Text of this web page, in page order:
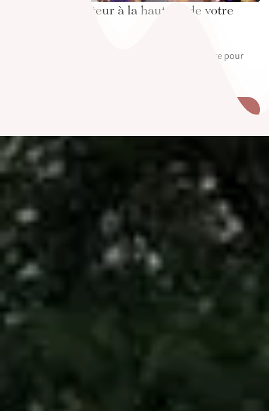
Un service traiteur à la hauteur de votre
Notre chef Martial et son équipe seront à votre écoute pour